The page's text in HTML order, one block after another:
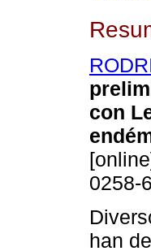
con
0258-
han